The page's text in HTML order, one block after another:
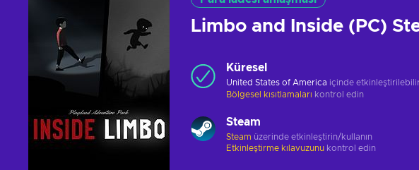
Limbo and Inside (PC)
Küresel
United States of America içinde
Bölgesel kısıtlamaları kontrol edin
Steam
Steam üzerinde etkinleştirin/kullanın
Etkinleştirme kılavuzunu kontrol edin